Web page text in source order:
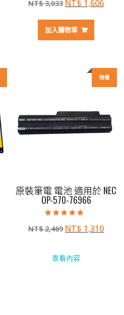
5.00
滿分 5
NT$3,033 原
價
格：
NT$ 1,606目
加入購物車
特價
原裝筆電 電池 適用於 NEC
OP-570-76966
5.00
滿分 5
NT$2,469 原
格：
NT$ 1,310目
查看內容